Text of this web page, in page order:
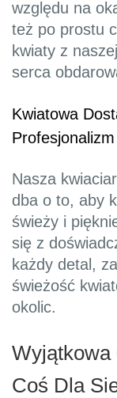
względu na
też po prostu
kwiaty z
serca
Kwiatowa
Nasza
dba o to, aby
świeży i
się z
każdy detal,
świeżość
okolic.
Wyjątkowa
Coś Dla